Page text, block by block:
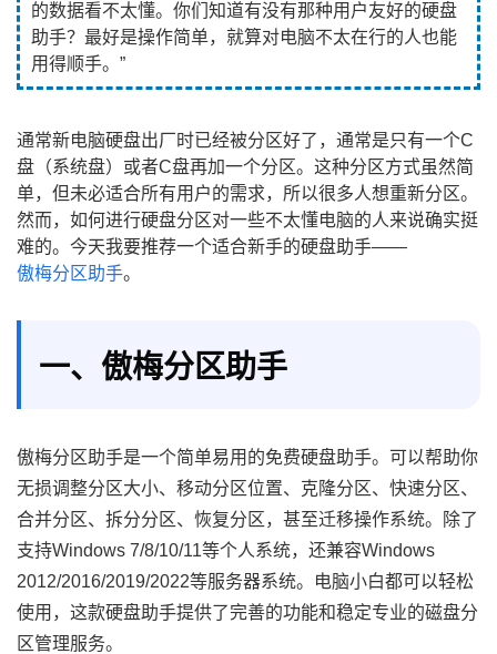
的数据看不太懂。你们知道有没有那种用户友好的硬盘
助手？最好是操作简单，就算对电脑不太在行的人也能
用得顺手。”
通常新电脑硬盘出厂时已经被分区好了，通常是只有一个C
盘（系统盘）或者C盘再加一个分区。这种分区方式虽然简
单，但未必适合所有用户的需求，所以很多人想重新分区。
然而，如何进行硬盘分区对一些不太懂电脑的人来说确实挺
难的。今天我要推荐一个适合新手的硬盘助手——
傲梅分区助手。
一、傲梅分区助手
傲梅分区助手是一个简单易用的免费硬盘助手。可以帮助你
无损调整分区大小、移动分区位置、克隆分区、快速分区、
合并分区、拆分分区、恢复分区，甚至迁移操作系统。除了
支持Windows 7/8/10/11等个人系统，还兼容Windows
2012/2016/2019/2022等服务器系统。电脑小白都可以轻松
使用，这款硬盘助手提供了完善的功能和稳定专业的磁盘分
区管理服务。